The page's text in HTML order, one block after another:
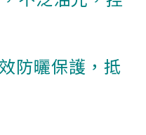
防曬保護，抵